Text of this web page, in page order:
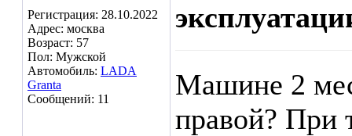
Регистрация: 28.10.2022
Адрес: москва
Возраст: 57
Пол: Мужской
Автомобиль: LADA
Granta
Сообщений: 11
Машине 2
правой? При